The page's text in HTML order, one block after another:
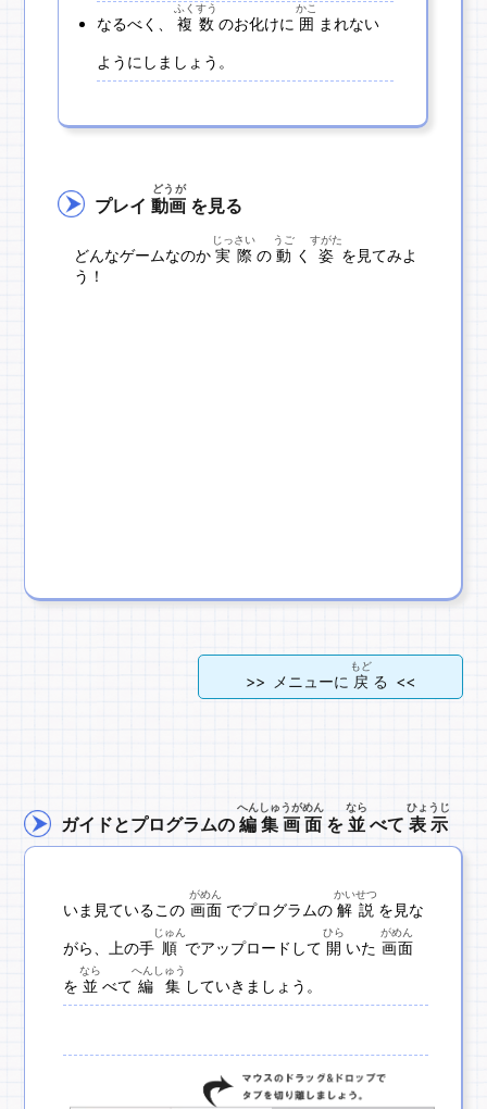
なるべく、複数
ふくすう
のお化けに 囲
かこ
まれない
ようにしましょう。
プレイ動画
どうが
を見る
どんなゲームなのか実際
じっさい
の動
うご
く 姿
すがた
を見てみよ
う！
>> メニューに 戻
もど
る <<
ガイドとプログラムの編集画面
へんしゅうがめん
を並
なら
べて表示
ひょうじ
いま見ているこの 画面
がめん
でプログラムの解説
かいせつ
を見な
がら、上の手 順
じゅん
でアップロードして 開
ひら
いた 画面
がめん
を 並
なら
べて 編集
へんしゅう
していきましょう。